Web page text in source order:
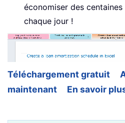
économiser des
chaque jour !
Téléchargement gratuit
maintenant
En savoir